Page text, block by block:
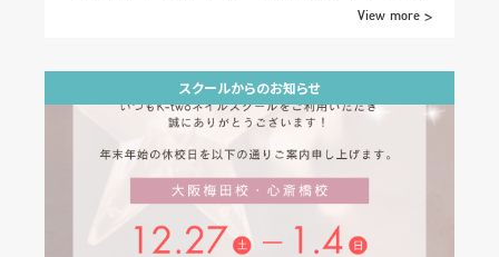
View more >
スクールからのお知らせ